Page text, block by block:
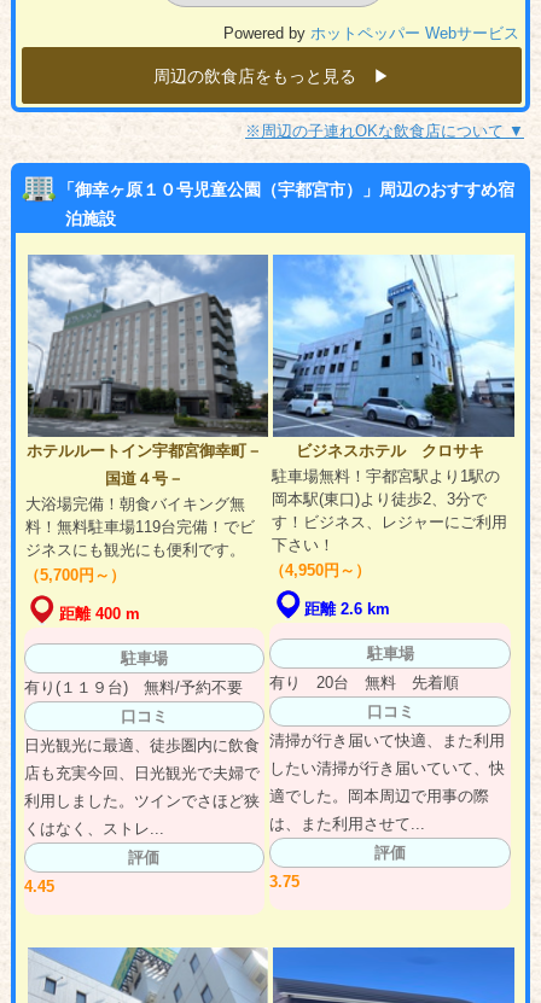
Powered by ホットペッパー Webサービス
周辺の飲食店をもっと見る ▶︎
※周辺の子連れOKな飲食店について ▼
「御幸ヶ原１０号児童公園（宇都宮市）」周辺のおすすめ宿
泊施設
ホテルルートイン宇都宮御幸町－
国道４号－
大浴場完備！朝食バイキング無
料！無料駐車場119台完備！でビ
ジネスにも観光にも便利です。
（5,700円～）
距離 400 m
駐車場
有り(１１９台) 無料/予約不要
口コミ
日光観光に最適、徒歩圏内に飲食
店も充実今回、日光観光で夫婦で
利用しました。ツインでさほど狭
くはなく、ストレ...
評価
4.45
ビジネスホテル クロサキ
駐車場無料！宇都宮駅より1駅の
岡本駅(東口)より徒歩2、3分で
す！ビジネス、レジャーにご利用
下さい！
（4,950円～）
距離 2.6 km
駐車場
有り 20台 無料 先着順
口コミ
清掃が行き届いて快適、また利用
したい清掃が行き届いていて、快
適でした。岡本周辺で用事の際
は、また利用させて...
評価
3.75